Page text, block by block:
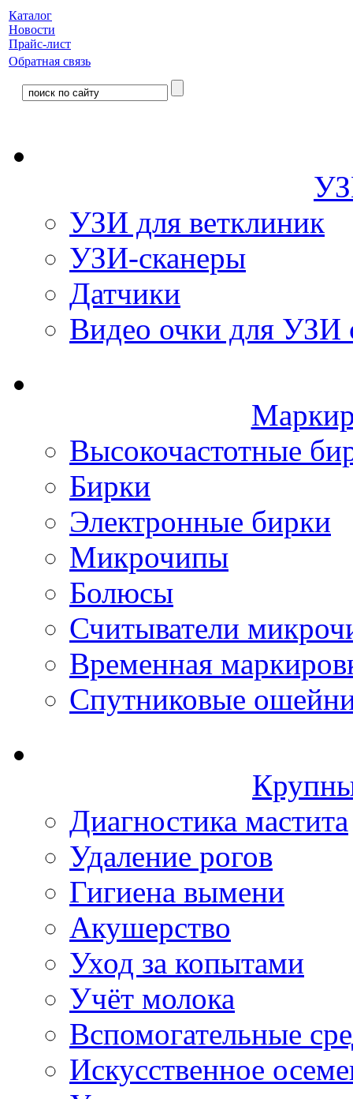
Каталог
Новости
Прайс-лист
Обратная связь
УЗИ для ветклиник
УЗИ-сканеры
Датчики
Видео очки для УЗИ
Высокочастотные
Бирки
Электронные бирки
Микрочипы
Болюсы
Считыватели
Временная
Спутниковые
Диагностика мастита
Удаление рогов
Гигиена вымени
Акушерство
Уход за копытами
Учёт молока
Вспомогательные
Искусственное